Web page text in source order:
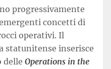
progressivamente
concetti di
operativi. Il
statunitense inserisce
delle Operations in the